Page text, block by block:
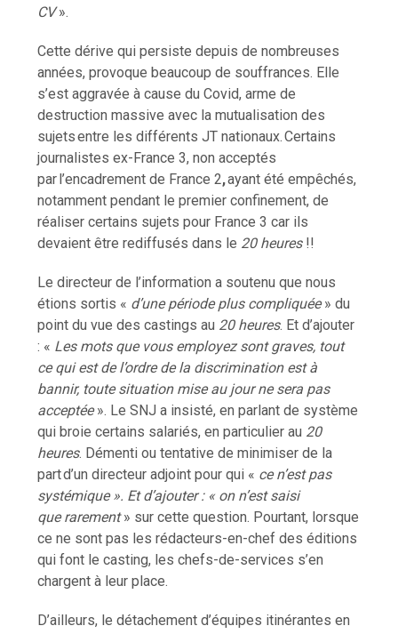
CV».
Cette dérive qui persiste depuis de nombreuses
années, provoque beaucoup de souffrances. Elle
s’est aggravée à cause du Covid, arme de
destruction massive avec la mutualisation des
sujets entre les différents JT nationaux. Certains
journalistes ex-France 3, non acceptés
parl’encadrement de France 2,ayant été empêchés,
notamment pendant le premier confinement, de
réaliser certains sujets pour France 3 car ils
devaient être rediffusés dans le 20 heures!!
Le directeur de l’information a soutenu que nous
étions sortis « d’une période plus compliquée» du
point du vue des castings au 20 heures. Et d’ajouter
: « Les mots que vous employez sont graves, tout
ce qui est de l’ordre de la discrimination est à
bannir, toute situation mise au jour ne sera pas
acceptée». Le SNJ a insisté, en parlant de système
qui broie certains salariés, en particulier au 20
heures. Démenti ou tentative de minimiser de la
part d’un directeur adjoint pour qui « ce n’est pas
systémique ». Et d’ajouter : « on n’est saisi
que rarement» sur cette question. Pourtant, lorsque
ce ne sont pas les rédacteurs-en-chef des éditions
qui font le casting, les chefs-de-services s’en
chargent à leur place.
D’ailleurs, le détachement d’équipes itinérantes en